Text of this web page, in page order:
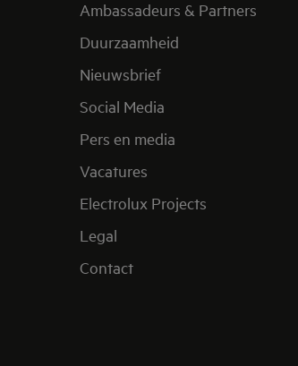
Ambassadeurs & Partners
Duurzaamheid
Nieuwsbrief
Social Media
Pers en media
Vacatures
Electrolux Projects
Legal
Contact